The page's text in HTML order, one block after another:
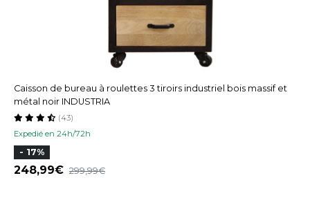
Caisson de bureau à roulettes 3 tiroirs industriel bois massif et
métal noir INDUSTRIA
Expedié en 24h/72h
(43)
- 17%
248,99 299,99